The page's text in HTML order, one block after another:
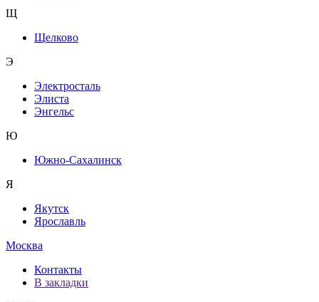
Щ
Щелково
Э
Электросталь
Элиста
Энгельс
Ю
Южно-Сахалинск
Я
Якутск
Ярославль
Москва
Контакты
В закладки